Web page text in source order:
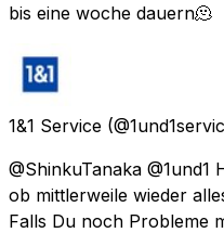
bis eine woche dauern🫠
1&1 Service
@ShinkuTanaka
ob mittlerweile wieder
Falls Du noch Probleme